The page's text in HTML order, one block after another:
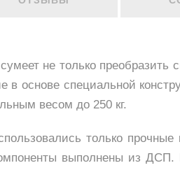
не только преобразить
основе специальной
весом до 250 кг.
только
выполнены из ДСП.